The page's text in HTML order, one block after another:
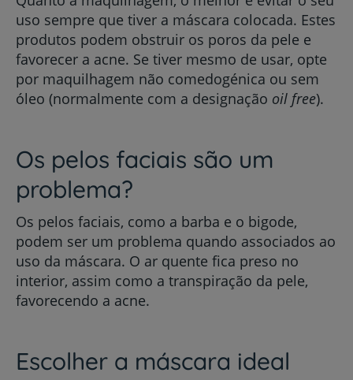
uso sempre que tiver a máscara colocada. Estes
produtos podem obstruir os poros da pele e
favorecer a acne. Se tiver mesmo de usar, opte
por maquilhagem não comedogénica ou sem
óleo (normalmente com a designação oil free).
Os pelos faciais são um
problema?
Os pelos faciais, como a barba e o bigode,
podem ser um problema quando associados ao
uso da máscara. O ar quente fica preso no
interior, assim como a transpiração da pele,
favorecendo a acne.
Escolher a máscara ideal